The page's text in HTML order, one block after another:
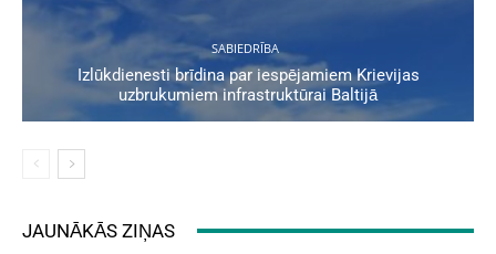
SABIEDRĪBA
Izlūkdienesti brīdina par iespējamiem Krievijas
uzbrukumiem infrastruktūrai Baltijā
JAUNĀKĀS ZIŅAS